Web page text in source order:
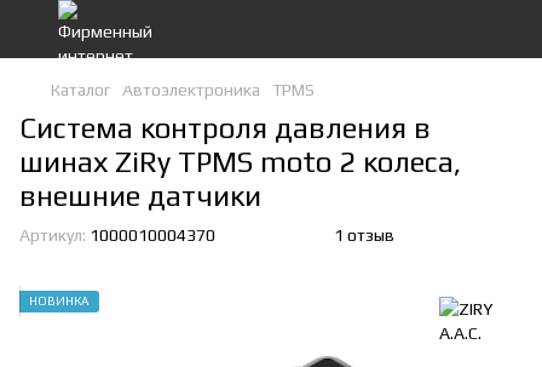
Каталог Автоэлектроника TPMS
Система контроля давления в
шинах ZiRy TPMS moto 2 колеса,
внешние датчики
Артикул: 1000010004370 1 отзыв
НОВИНКА